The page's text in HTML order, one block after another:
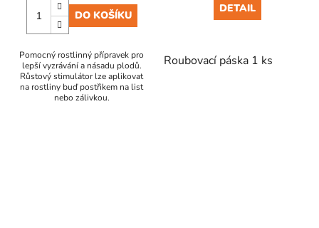
DO KOŠÍKU
Pomocný rostlinný přípravek pro
lepší vyzrávání a násadu plodů.
Růstový stimulátor lze aplikovat
na rostliny buď postřikem na list
nebo zálivkou.
DETAIL
Roubovací páska 1 ks